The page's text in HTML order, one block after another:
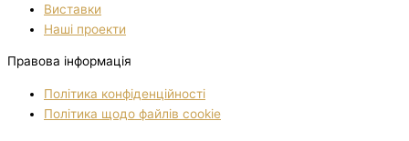
Виставки
Нашi проекти
Правова інформація
Політика конфіденційності
Політика щодо файлів cookie